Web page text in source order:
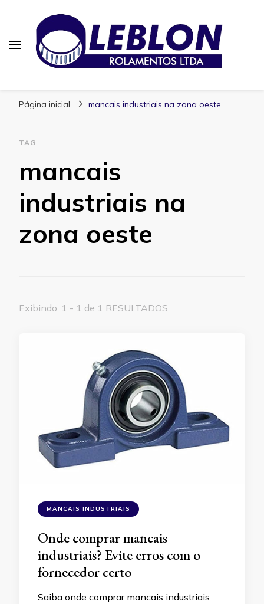
Página inicial mancais industriais na zona oeste
TAG
mancais
industriais na
zona oeste
Exibindo: 1 - 1 de 1 RESULTADOS
MANCAIS INDUSTRIAIS
Onde comprar mancais
industriais? Evite erros com o
fornecedor certo
Saiba onde comprar mancais industriais